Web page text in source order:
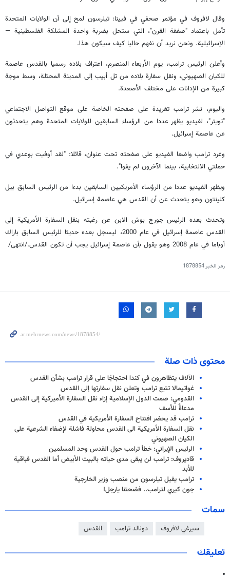
وقال لافروف في مؤتمر صحفي في فيينا: تيلرسون لمح إلى أن الولايات المتحدة
تأمل باعتماد "صفقة القرن"، التي ستحل بضربة واحدة المشلكة الفلسطينية —
الإسرائيلية. ونحن نريد أن نفهم حاليا كيف سيكون هذا.
وأعلن الرئيس ترامب، يوم الأربعاء المنصرم، اعتراف بلاده رسميا بالقدس عاصمة
للكيان الصهيوني، ونقل سفارة بلاده من تل أبيب إلى المدينة المحتلة، وسط موجة
كبيرة من الإدانات على مختلف الأصعدة.
واليوم، نشر ترامب تغريدة على صفحته الخاصة على موقع التواصل الاجتماعي
"تويتر"، لفيديو يظهر عددا من الرؤساء السابقين للولايات المتحدة وهم يتحدثون
عن عاصمة إسرائيل.
وغرد ترامب واضعا الفيديو على صفحته تحت عنوان، قائلا: "لقد أوفيت بوعدي في
حملتي الانتخابية، بينما الآخرون لم يفوا".
ويظهر الفيديو عددا من الرؤساء الأمريكيين السابقين بدءا من الرئيس السابق بيل
كلينتون وهو يتحدث عن أن القدس هي عاصمة إسرائيل.
وتحدث بعده الرئيس جورج بوش الابن عن رغبته بنقل السفارة الأمريكية إلى
القدس عاصمة إسرائيل في عام 2000، ليسجل بعده حديثا للرئيس السابق باراك
أوباما في عام 2008 وهو يقول بأن عاصمة إسرائيل يجب أن تكون القدس./انتهى/
رمز الخبر1878854
محتوى ذات صلة
الآلاف يتظاهرون في كندا احتجاجًا على قرار ترامب بشأن القدس
غواتيمالا تتبع ترامب وتعلن نقل سفارتها إلى القدس
القدومي: صمت الدول الإسلامية إزاء نقل السفارة الأميركية إلى القدس
مدعاةٌ للأسف
ترامب قد يحضر افتتاح السفارة الأمريكية في القدس
نقل السفارة الأمريكية الى القدس محاولة فاشلة لإضفاء الشرعية على
الكيان الصهيوني
الرئيس الإيراني: خطأ ترامب حول القدس وحد المسلمين
قاديروف: ترامب لن يبقى مدى حياته بالبيت الأبيض أما القدس فباقية
للأبد
ترامب يقيل تيلرسون من منصب وزير الخارجية
جون كيري لترامب.. فضحتنا يارجل!
سمات
سيرغي لافروف دونالد ترامب القدس
تعليقك